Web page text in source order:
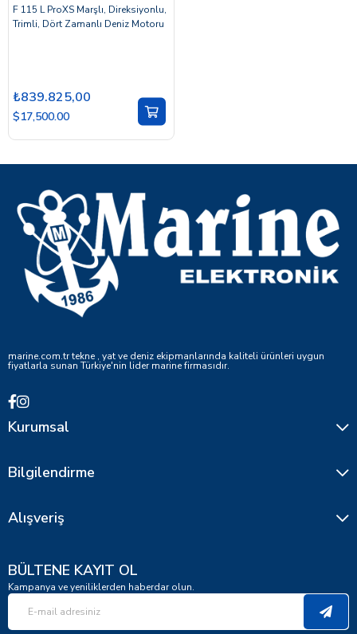
F 115 L ProXS Marşlı, Direksiyonlu,
Trimli, Dört Zamanlı Deniz Motoru
₺839.825,00
$17,500.00
marine.com.tr tekne , yat ve deniz ekipmanlarında kaliteli ürünleri uygun
fiyatlarla sunan Türkiye'nin lider marine firmasıdır.
Kurumsal
Bilgilendirme
Alışveriş
BÜLTENE KAYIT OL
Kampanya ve yeniliklerden haberdar olun.